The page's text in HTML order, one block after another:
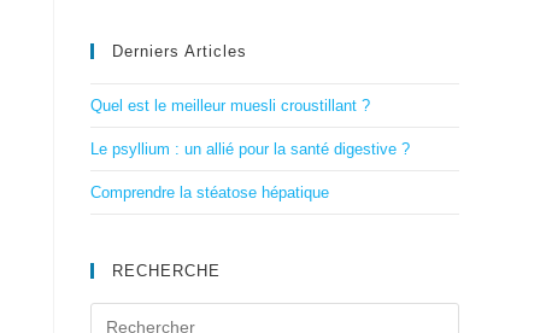
Derniers Articles
Quel est le meilleur muesli croustillant ?
Le psyllium : un allié pour la santé digestive ?
Comprendre la stéatose hépatique
RECHERCHE